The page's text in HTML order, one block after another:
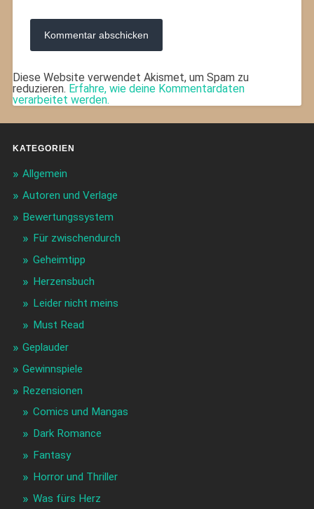
Diese Website verwendet Akismet, um Spam zu
reduzieren. Erfahre, wie deine Kommentardaten
verarbeitet werden.
KATEGORIEN
Allgemein
Autoren und Verlage
Bewertungssystem
Für zwischendurch
Geheimtipp
Herzensbuch
Leider nicht meins
Must Read
Geplauder
Gewinnspiele
Rezensionen
Comics und Mangas
Dark Romance
Fantasy
Horror und Thriller
Was fürs Herz